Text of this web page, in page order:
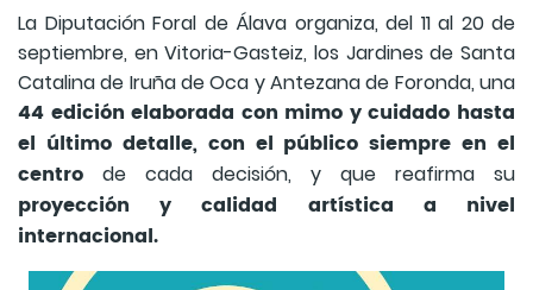
La Diputación Foral de Álava organiza, del 11 al 20 de
septiembre, en Vitoria-Gasteiz, los Jardines de Santa
Catalina de Iruña de Oca y Antezana de Foronda, una
44 edición elaborada con mimo y cuidado hasta
el último detalle, con el público siempre en el
centro de cada decisión, y que reafirma su
proyección y calidad artística a nivel
internacional.